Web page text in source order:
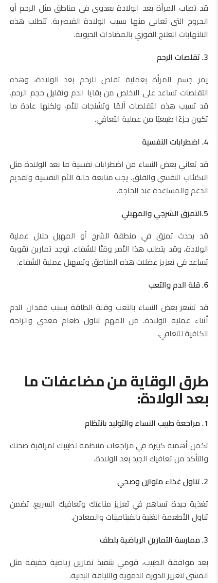
قد تصاب المرأة بعد الولادة بعدوى في مناطق مثل الرحم أو
الجروح التي تعاني منها بسبب الولادة القيصرية. تتطلب هذه
الالتهابات العلاج الفوري بالمضادات الحيوية.
3. تقلصات الرحم
يمر جسم المرأة بعملية تقلص للرحم بعد الولادة، وهذه
التقلصات تساعد على التخلص من بقايا الدم وتقليل حجم الرحم.
قد تسبب هذه التقلصات ألمًا وتشنجات للأم، ولكنها عادة ما
تكون جزءًا طبيعيًا من عملية التعافي.
4. اضطرابات النفسية
قد تعاني بعض النساء من اضطرابات نفسية ما بعد الولادة مثل
الاكتئاب النفسي والقلق. يجب متابعة حالة الأم النفسية وتقديم
الدعم والمساعدة عند الحاجة.
5.التمزق الشرجي والمهبلي
قد يحدث تمزق في منطقة الشرج أو المهبل خلال عملية
الولادة، وقد يتطلب هذا الأمر وقتًا للشفاء. توجد تمارين تقوية
تساعد في تعزيز عضلات هذه المناطق وتسهيل عملية الشفاء.
6. قلة الدم والتعب
قد تشعر بعض النساء بالتعب وقلة الطاقة بسبب فقدان الدم
أثناء عملية الولادة. من المهم تناول طعام مغذي والراحة
الكافية للتعافي.
طرق الوقاية من مضاعفات ما
بعد الولادة:
1. مراجعة طبيب النساء والتوليد بانتظام
تكمن أهمية كبيرة في مراجعات منتظمة لطبيبك لمراقبة صحتك
والتأكد من تعافيك الجيد بعد الولادة.
2. تناول غذاء متوازن وصحي
تغذية جيدة تساهم في تعزيز مناعتك وتعافيك السريع. تضمن
تناول الأطعمة الغنية بالفيتامينات والمعادن.
3. ممارسة التمارين الرياضية بلطف
بعد موافقة الطبيب، قومي بتنفيذ تمارين رياضية خفيفة مثل
المشي لتعزيز الدورة الدموية واللياقة البدنية.